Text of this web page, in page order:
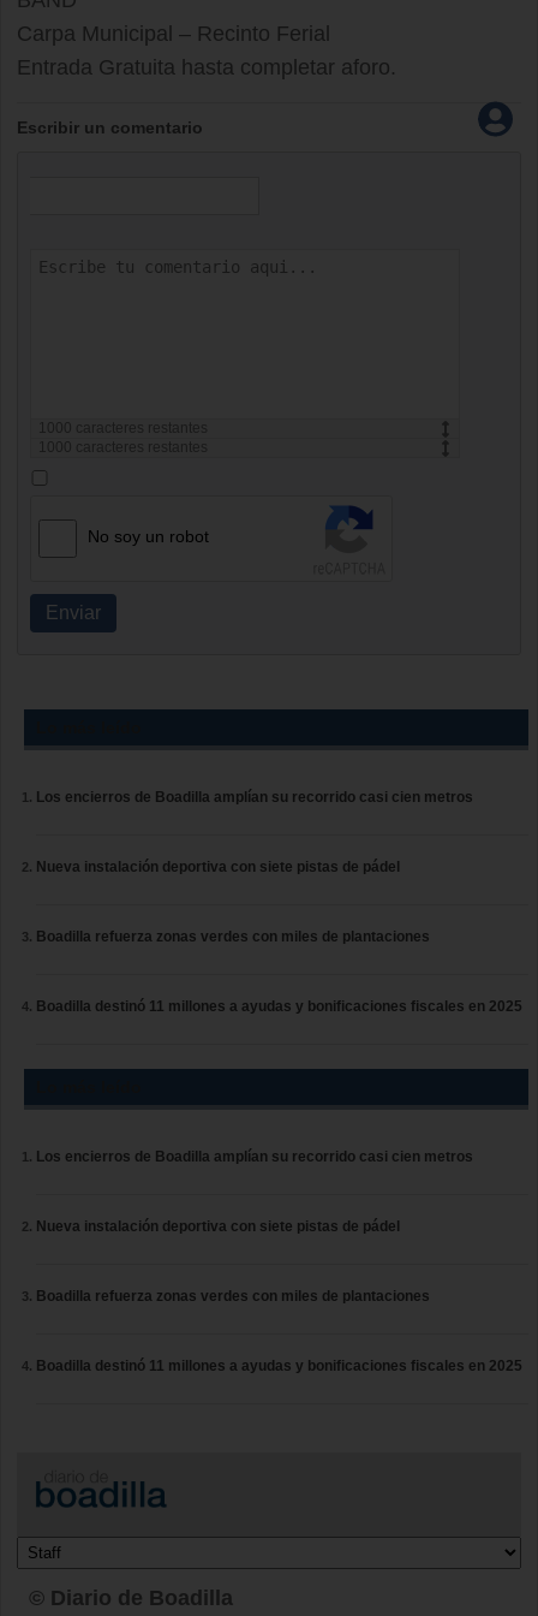
Carpa Municipal – Recinto Ferial
Entrada Gratuita hasta completar aforo.
Escribir un comentario
caracteres restantes
caracteres restantes
No soy un robot
Enviar
Los encierros de Boadilla amplían su recorrido casi cien metros
Nueva instalación deportiva con siete pistas de pádel
Boadilla refuerza zonas verdes con miles de plantaciones
Boadilla destinó 11 millones a ayudas y bonificaciones fiscales en 2025
Los encierros de Boadilla amplían su recorrido casi cien metros
Nueva instalación deportiva con siete pistas de pádel
Boadilla refuerza zonas verdes con miles de plantaciones
Boadilla destinó 11 millones a ayudas y bonificaciones fiscales en 2025
© Diario de Boadilla